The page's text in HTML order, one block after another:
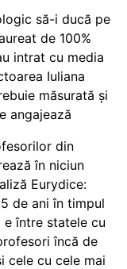
să-i ducă pe
de 100%
intrat cu media
Iuliana
măsurată și
angajează
din
în niciun
Eurydice:
de ani în timpul
între statele cu
încă de
cele cu cele mai